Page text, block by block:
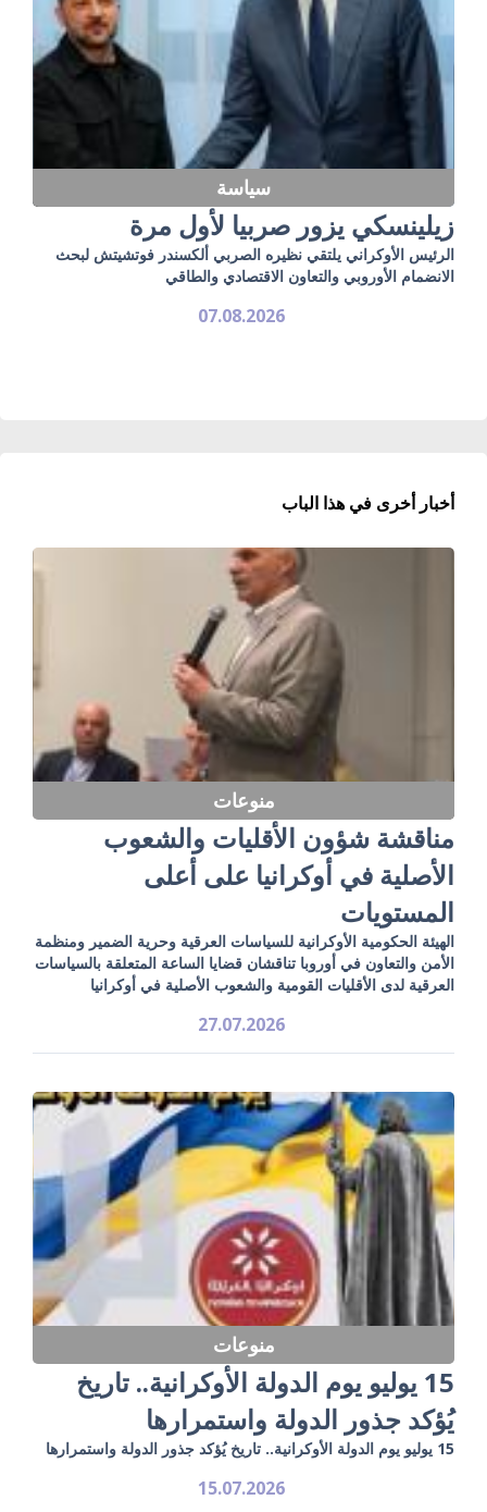
سياسة
زيلينسكي يزور صربيا لأول مرة
الرئيس الأوكراني يلتقي نظيره الصربي ألكسندر فوتشيتش لبحث
الانضمام الأوروبي والتعاون الاقتصادي والطاقي
07.08.2026
أخبار أخرى في هذا الباب
منوعات
مناقشة شؤون الأقليات والشعوب
الأصلية في أوكرانيا على أعلى
المستويات
الهيئة الحكومية الأوكرانية للسياسات العرقية وحرية الضمير ومنظمة
الأمن والتعاون في أوروبا تناقشان قضايا الساعة المتعلقة بالسياسات
العرقية لدى الأقليات القومية والشعوب الأصلية في أوكرانيا
27.07.2026
منوعات
15 يوليو يوم الدولة الأوكرانية.. تاريخ
يُؤكد جذور الدولة واستمرارها
15 يوليو يوم الدولة الأوكرانية.. تاريخ يُؤكد جذور الدولة واستمرارها
15.07.2026